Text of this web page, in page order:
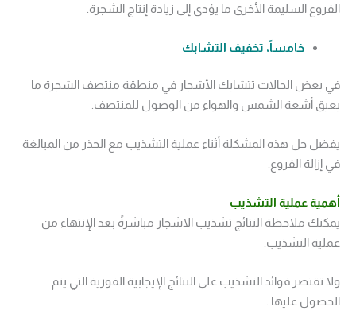
الفروع السليمة الأخرى ما يؤدي إلى زيادة إنتاج الشجرة.
خامساً، تخفيف التشابك
في بعض الحالات تتشابك الأشجار في منطقة منتصف الشجرة ما
يعيق أشعة الشمس والهواء من الوصول للمنتصف.
يفضل حل هذه المشكلة أثناء عملية التشذيب مع الحذر من المبالغة
في إزالة الفروع.
أهمية عملية التشذيب
يمكنك ملاحظة النتائج تشذيب الاشجار مباشرةً بعد الإنتهاء من
عملية التشذيب.
ولا تقتصر فوائد التشذيب على النتائج الإيجابية الفورية التي يتم
الحصول عليها .